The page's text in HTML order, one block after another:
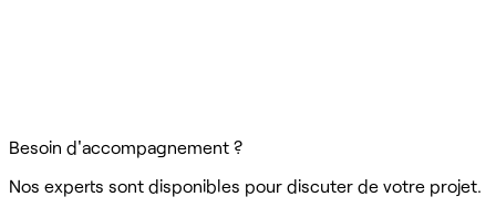
Besoin d'accompagnement ?
Nos experts sont disponibles pour discuter de votre projet.